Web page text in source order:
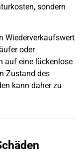
sondern
Wiederverkaufswert
oder
auf eine lückenlose
Zustand des
kann daher zu